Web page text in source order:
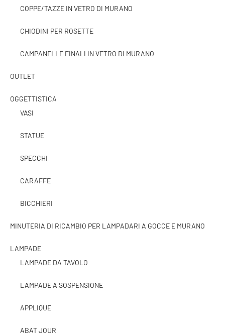
COPPE/TAZZE IN VETRO DI MURANO
CHIODINI PER ROSETTE
CAMPANELLE FINALI IN VETRO DI MURANO
OUTLET
OGGETTISTICA
VASI
STATUE
SPECCHI
CARAFFE
BICCHIERI
MINUTERIA DI RICAMBIO PER LAMPADARI A GOCCE E MURANO
LAMPADE
LAMPADE DA TAVOLO
LAMPADE A SOSPENSIONE
APPLIQUE
ABAT JOUR